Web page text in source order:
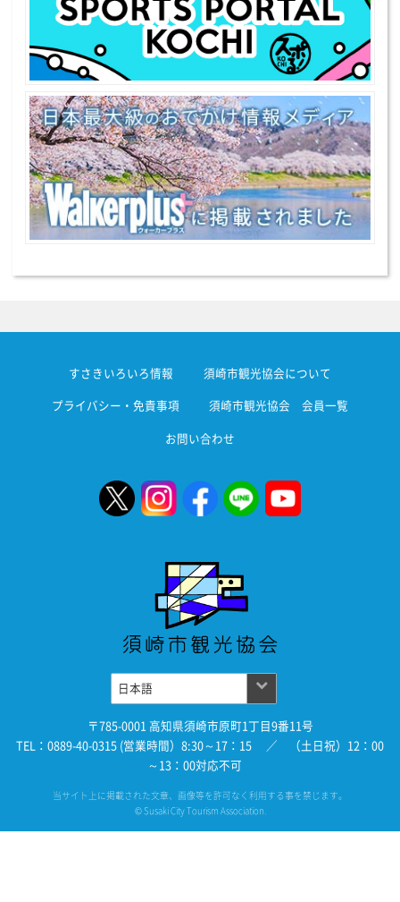
すさきいろいろ情報 須崎市観光協会について
プライバシー・免責事項 須崎市観光協会 会員一覧
お問い合わせ
〒785-0001 高知県須崎市原町1丁目9番11号
TEL：0889-40-0315 (営業時間）8:30～17：15 ／ （土日祝）12：00
～13：00対応不可
当サイト上に掲載された文章、画像等を許可なく利用する事を禁じます。
© Susaki City Tourism Association.